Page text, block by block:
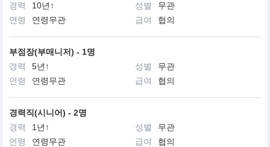
경력
10년↑ 성별
무관
연령
연령무관 급여 협의
부점장(부매니저) - 1명
경력
5년↑ 성별
무관
연령
연령무관 급여 협의
경력직(시니어) - 2명
경력
1년↑ 성별
무관
연령
연령무관 급여 협의